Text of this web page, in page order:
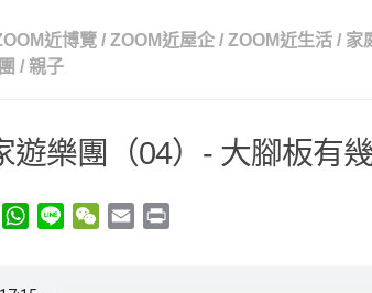
近博覽 / ZOOM近屋企 / ZOOM近生活 / 家
/ 親子
遊樂團（04）- 大腳板有
TwitterWhatsApp
Line WeChat
Email